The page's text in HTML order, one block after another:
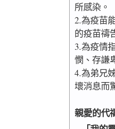
所感染。
2.為疫苗
的疫苗禱
3.為疫情
憫、存謙
4.為弟兄
壞消息而
親愛的代